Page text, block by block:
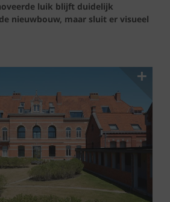
luik blijft duidelijk
nieuwbouw, maar sluit er visueel